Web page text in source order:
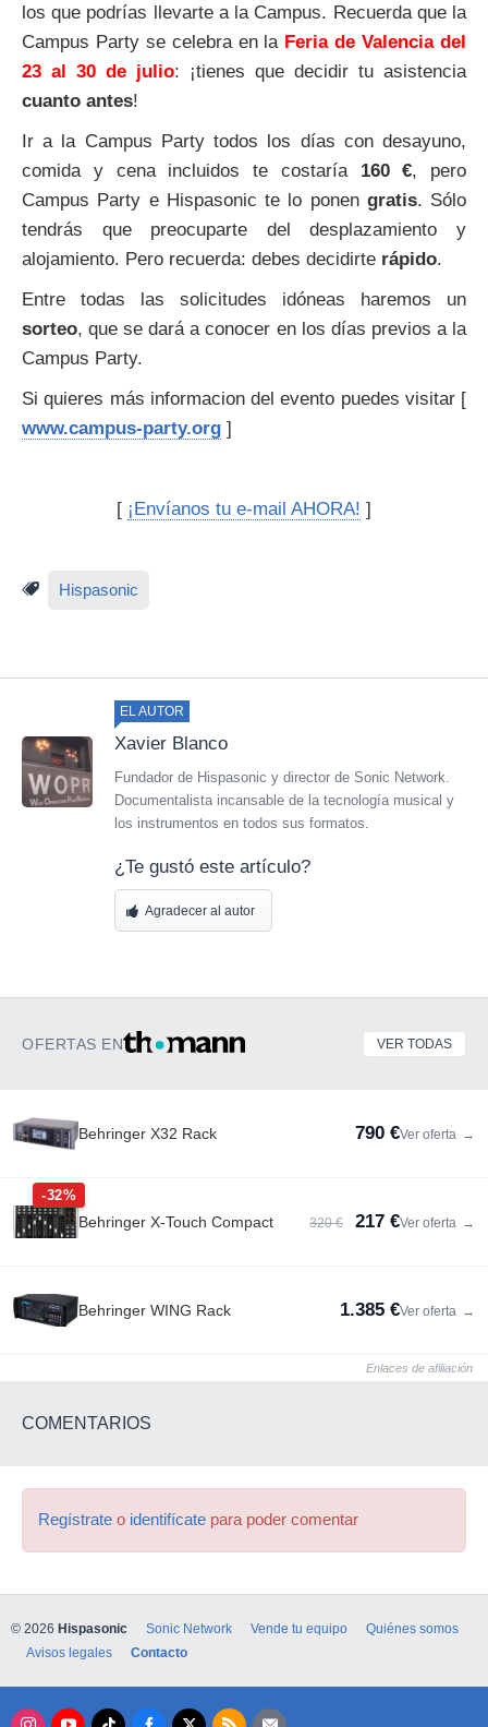
los que podrías llevarte a la Campus. Recuerda que la
Campus Party se celebra en la Feria de Valencia del
23 al 30 de julio: ¡tienes que decidir tu asistencia
cuanto antes!
Ir a la Campus Party todos los días con desayuno,
comida y cena incluidos te costaría 160 €, pero
Campus Party e Hispasonic te lo ponen gratis. Sólo
tendrás que preocuparte del desplazamiento y
alojamiento. Pero recuerda: debes decidirte rápido.
Entre todas las solicitudes idóneas haremos un
sorteo, que se dará a conocer en los días previos a la
Campus Party.
Si quieres más informacion del evento puedes visitar [
www.campus-party.org ]
[ ¡Envíanos tu e-mail AHORA! ]
Hispasonic
EL AUTOR
Xavier Blanco
Fundador de Hispasonic y director de Sonic Network.
Documentalista incansable de la tecnología musical y
los instrumentos en todos sus formatos.
¿Te gustó este artículo?
Agradecer al autor
OFERTAS EN VER TODAS
Behringer X32 Rack 790 €Ver oferta →
-32%
Behringer X-Touch Compact 320 € 217 €Ver oferta →
Behringer WING Rack 1.385 €Ver oferta →
Enlaces de afiliación
COMENTARIOS
Regístrate o identifícate para poder comentar
© 2026 Hispasonic Sonic Network Vende tu equipo
Quiénes somos
Avisos legales
Contacto